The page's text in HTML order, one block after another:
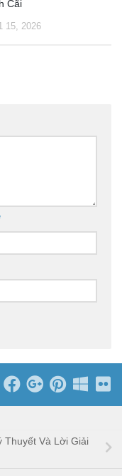
Cãi
15, 2026
Thuyết Và Lời Giải